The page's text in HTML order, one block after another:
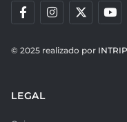
© 2025 realizado por
LEGAL